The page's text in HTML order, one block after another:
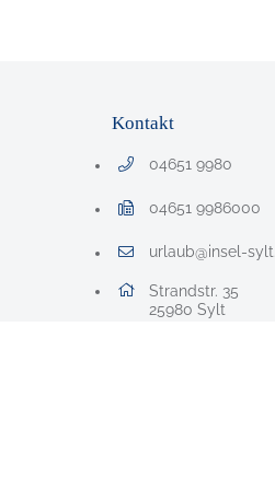
Kontakt
04651 9980
Telefonnummer: 0 4 6
04651 9986000
Faxnummer: 0 4 6 5 1
urlaub@insel-
E-Mail Adresse:
Adresse:
Strandstr. 35
25980 , 2 5 9 8 0
Sylt